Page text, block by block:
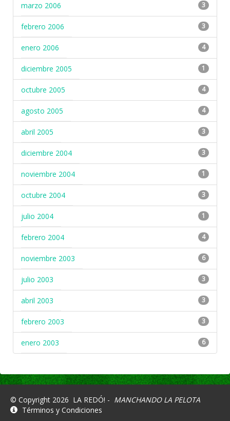
marzo 2006 3
febrero 2006 3
enero 2006 4
diciembre 2005 1
octubre 2005 4
agosto 2005 4
abril 2005 3
diciembre 2004 3
noviembre 2004 1
octubre 2004 3
julio 2004 1
febrero 2004 4
noviembre 2003 6
julio 2003 3
abril 2003 3
febrero 2003 3
enero 2003 6
© Copyright 2026 LA REDÓ! - MANCHANDO LA PELOTA
Términos y Condiciones